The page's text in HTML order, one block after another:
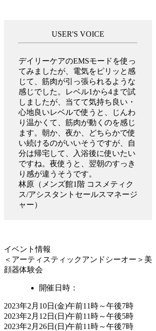
USER'S VOICE
デイリーケアのEMSモードを使っ
てみましたが、電気をピリッと感
じて、筋肉が引っ張られるような
感じでした。レベル1から4まで試
しましたが、当てて気持ち良い・
心地良いレベルで使うと、じんわ
り温かくて、筋肉が動くのを感じ
ます。朝か、夜か、どちらかで使
い続けるのがいいそうですが、自
分は帰宅して、入浴後に使いたい
ですね。夜使うと、翌朝のすっき
り感が違うそうです。
林原（メンズ館1階 コスメティク
ス/アシスタントセールスマネージ
ャー）
イベント情報
＜アーティスティックアンドシーオー＞美
顔器体験会
開催日時：
2023年2月10日(金)午前11時～午後7時
2023年2月12日(日)午前11時～午後5時
2023年2月26日(日)午前11時～午後7時